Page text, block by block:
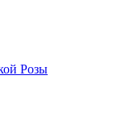
Розы